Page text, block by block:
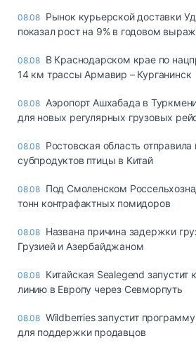
08.08 Рынок курьерской доставки
показал рост на 9% в годовом
08.08 В Краснодарском крае по
14 км трассы Армавир – Курганинск
08.08 Аэропорт Ашхабада в
для новых регулярных грузовых
08.08 Ростовская область
субпродуктов птицы в Китай
08.08 Под Смоленском
тонн контрафактных помидоров
08.08 Названа причина задержки
Грузией и Азербайджаном
08.08 Китайская Sealegend запустит
линию в Европу через Севморпуть
08.08 Wildberries запустит
для поддержки продавцов